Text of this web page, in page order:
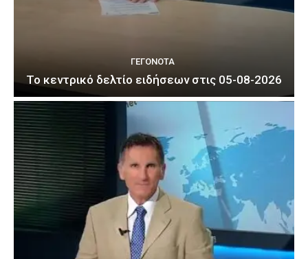
ΓΕΓΟΝΟΤΑ
Το κεντρικό δελτίο ειδήσεων στις 05-08-2026